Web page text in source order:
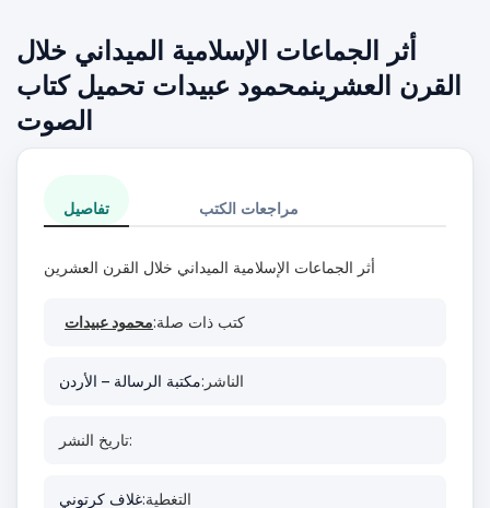
أثر الجماعات الإسلامية الميداني خلال
القرن العشرينمحمود عبيدات تحميل كتاب
الصوت
تفاصيل مراجعات الكتب
أثر الجماعات الإسلامية الميداني خلال القرن العشرين
كتب ذات صلة:محمود عبيدات
الناشر:مكتبة الرسالة – الأردن
تاريخ النشر:
التغطية:غلاف كرتوني